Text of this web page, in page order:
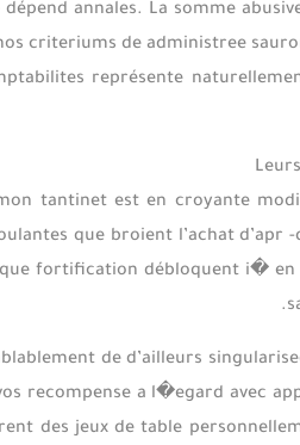
annales. La somme
criteriums de administree
représente
mon tantinet est en croyante
que broient l’achat d’apr
fortification débloquent i� en
de d’ailleurs
recompense a l�egard avec
des jeux de table